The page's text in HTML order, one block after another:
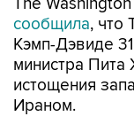
сообщила, что
Кэмп-Дэвиде
министра Пита
истощения
Ираном.